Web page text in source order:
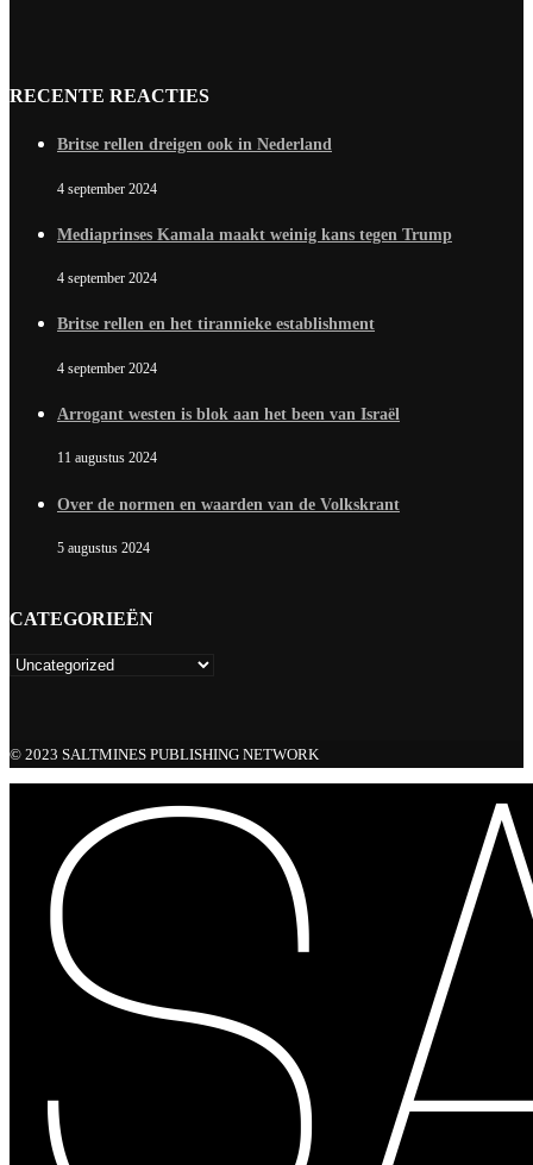
RECENTE REACTIES
Britse rellen dreigen ook in Nederland
4 september 2024
Mediaprinses Kamala maakt weinig kans tegen Trump
4 september 2024
Britse rellen en het tirannieke establishment
4 september 2024
Arrogant westen is blok aan het been van Israël
11 augustus 2024
Over de normen en waarden van de Volkskrant
5 augustus 2024
CATEGORIEËN
© 2023 SALTMINES PUBLISHING NETWORK